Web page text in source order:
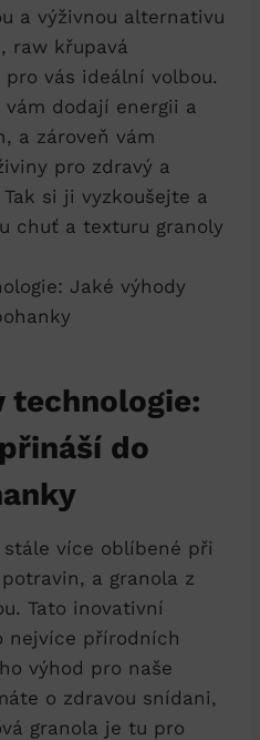
a výživnou alternativu
raw křupavá
vás ideální volbou.
dodají energii a
a zároveň vám
pro zdravý a
si ji vyzkoušejte a
chuť a texturu granoly
technologie:
do
stále více oblíbené při
a granola z
Tato inovativní
nejvíce přírodních
výhod pro naše
o zdravou snídani,
granola je tu pro